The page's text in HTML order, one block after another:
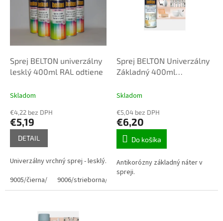
p
Sprej BELTON univerzálny
lesklý 400ml RAL odtiene
Skladom
€4,22 bez DPH
€5,19
DETAIL
Univerzálny vrchný sprej - lesklý.
9005/čierna/
9006/strieborna/
Sprej BELTON Univerzálny
Základný 400ml
Skladom
€5,04 bez DPH
€6,20
Do košíka
Antikorózny základný náter v
spreji.